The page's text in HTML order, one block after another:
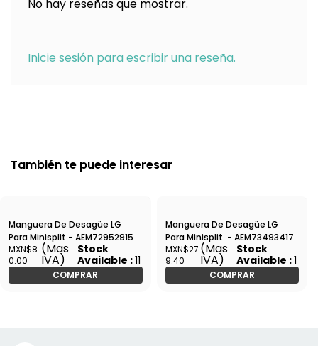
No hay reseñas que mostrar.
Inicie sesión para escribir una reseña.
También te puede interesar
Manguera De Desagüe LG
Para Minisplit - AEM72952915
MXN$8
0.00
(Mas
IVA)
Stock
Available :11
COMPRAR
Manguera De Desagüe LG
Para Minisplit .- AEM73493417
MXN$27
9.40
(Mas
IVA)
Stock
Available :1
COMPRAR